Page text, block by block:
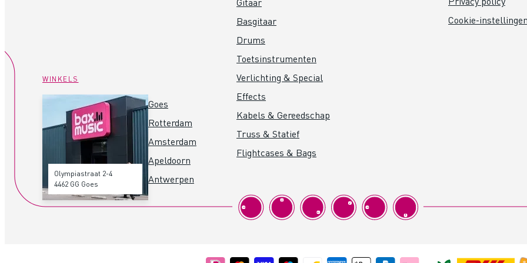
WINKELS
Olympiastraat 2-4
4462 GG Goes
Goes
Rotterdam
Amsterdam
Apeldoorn
Antwerpen
Basgitaar
Drums
Toetsinstrumenten
Verlichting & Special
Effects
Kabels & Gereedschap
Truss & Statief
Flightcases & Bags
Cookie-